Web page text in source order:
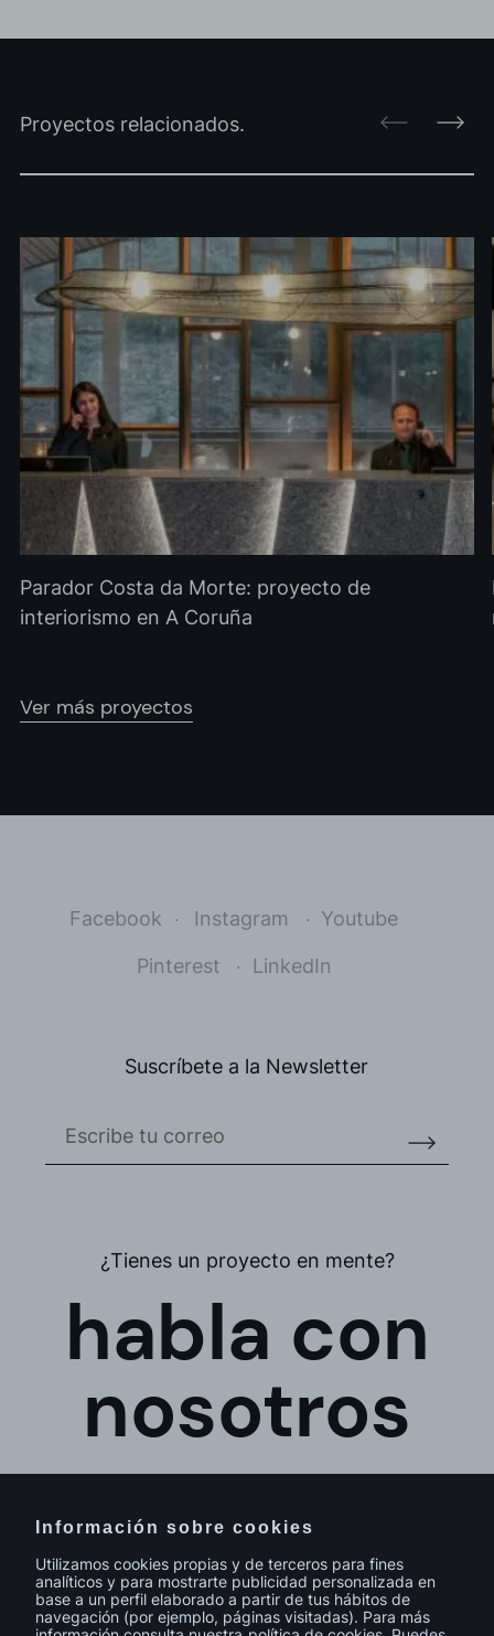
Proyectos relacionados.
Parador Costa da Morte: proyecto de
interiorismo en A Coruña
Ver más proyectos
Facebook Instagram Youtube
Pinterest LinkedIn
Suscríbete a la Newsletter
¿Tienes un proyecto en mente?
habla con
nosotros
Información sobre cookies
Utilizamos cookies propias y de terceros para fines
analíticos y para mostrarte publicidad personalizada en
base a un perfil elaborado a partir de tus hábitos de
navegación (por ejemplo, páginas visitadas). Para más